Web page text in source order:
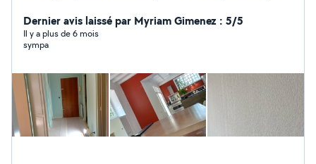
Je ne fait aucun devis pas téléphone tant que je n'ai pas
vue sur place le travail à effectuer Enduit,Peinture,
ponçage Pose de papier paint, Pose de lino Pose de
Dernier avis laissé par Myriam Gimenez : 5/5
Il y a plus de 6 mois
sympa